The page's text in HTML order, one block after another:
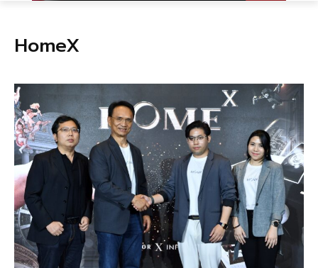
HomeX